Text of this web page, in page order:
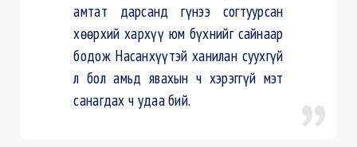
амтат дарсанд гүнээ согтуурсан
хөөрхий хархүү юм бүхнийг сайнаар
бодож Насанхүүтэй ханилан суухгүй
л бол амьд явахын ч хэрэггүй мэт
санагдах ч удаа бий.